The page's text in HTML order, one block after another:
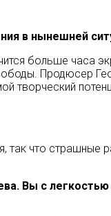
в нынешней
больше часа
Продюсер
творческий
так что
Вы с